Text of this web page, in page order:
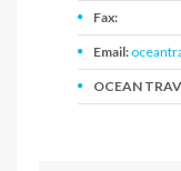
Fax:
Email:
OCEAN